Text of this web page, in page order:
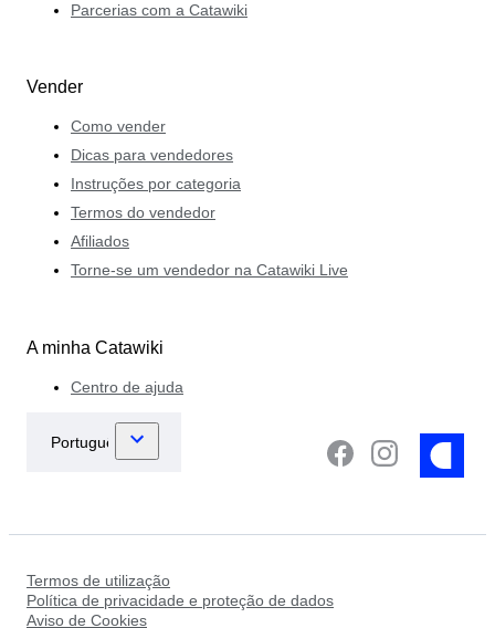
Parcerias com a Catawiki
Vender
Como vender
Dicas para vendedores
Instruções por categoria
Termos do vendedor
Afiliados
Torne-se um vendedor na Catawiki Live
A minha Catawiki
Centro de ajuda
Termos de utilização
Política de privacidade e proteção de dados
Aviso de Cookies